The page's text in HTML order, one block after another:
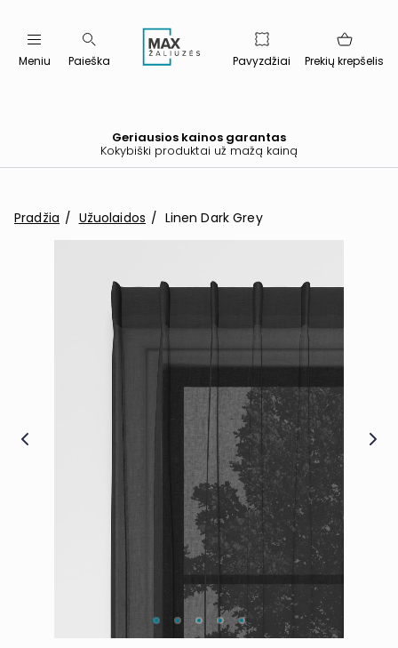
Meniu Paieška Pavyzdžiai Prekių krepšelis
Geriausios kainos garantas
Kokybiški produktai už mažą kainą
Pradžia Užuolaidos Linen Dark Grey